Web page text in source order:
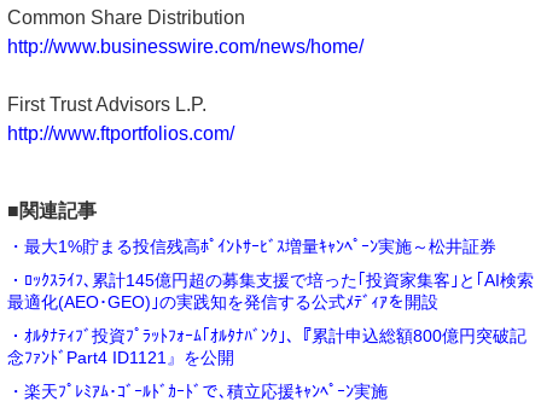
Common Share Distribution
http://www.businesswire.com/news/home/
First Trust Advisors L.P.
http://www.ftportfolios.com/
■関連記事
・最大1%貯まる投信残高ﾎﾟｲﾝﾄｻｰﾋﾞｽ増量ｷｬﾝﾍﾟｰﾝ実施～松井証券
・ﾛｯｸｽﾗｲﾌ､累計145億円超の募集支援で培った｢投資家集客｣と｢AI検索
最適化(AEO･GEO)｣の実践知を発信する公式ﾒﾃﾞｨｱを開設
・ｵﾙﾀﾅﾃｨﾌﾞ投資ﾌﾟﾗｯﾄﾌｫｰﾑ｢ｵﾙﾀﾅﾊﾞﾝｸ｣､『累計申込総額800億円突破記
念ﾌｧﾝﾄﾞPart4 ID1121』を公開
・楽天ﾌﾟﾚﾐｱﾑ･ｺﾞｰﾙﾄﾞｶｰﾄﾞで､積立応援ｷｬﾝﾍﾟｰﾝ実施